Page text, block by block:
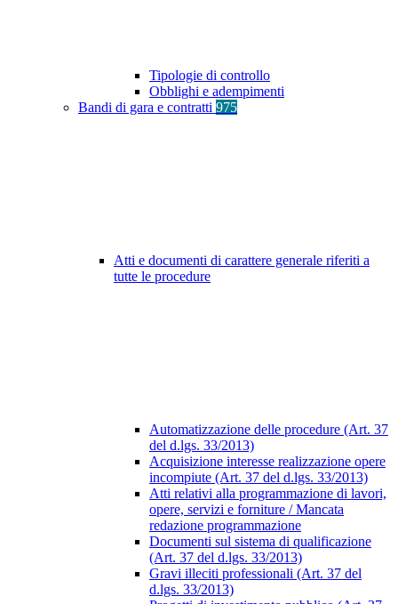
Tipologie di controllo
Obblighi e adempimenti
Bandi di gara e contratti 975
Atti e documenti di carattere generale riferiti a
tutte le procedure
Automatizzazione delle procedure (Art. 37
del d.lgs. 33/2013)
Acquisizione interesse realizzazione opere
incompiute (Art. 37 del d.lgs. 33/2013)
Atti relativi alla programmazione di lavori,
opere, servizi e forniture / Mancata
redazione programmazione
Documenti sul sistema di qualificazione
(Art. 37 del d.lgs. 33/2013)
Gravi illeciti professionali (Art. 37 del
d.lgs. 33/2013)